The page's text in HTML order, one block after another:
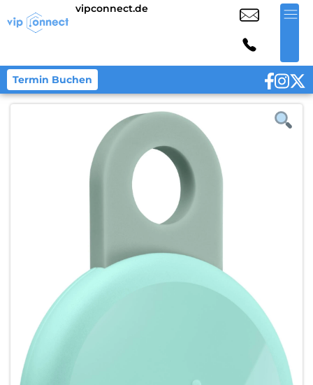
vipconnect.de
Termin Buchen